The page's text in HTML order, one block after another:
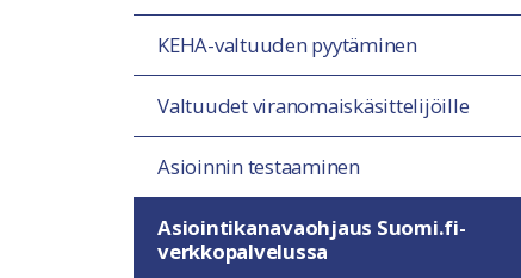
KEHA-valtuuden pyytäminen
Valtuudet viranomais­käsittelijöille
Asioinnin testaaminen
Asiointikanavaohjaus Suomi.fi-
verkkopalvelussa